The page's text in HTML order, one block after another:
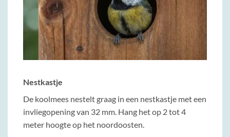
Nestkastje
De koolmees nestelt graag in een nestkastje met een
invliegopening van 32 mm. Hang het op 2 tot 4
meter hoogte op het noordoosten.